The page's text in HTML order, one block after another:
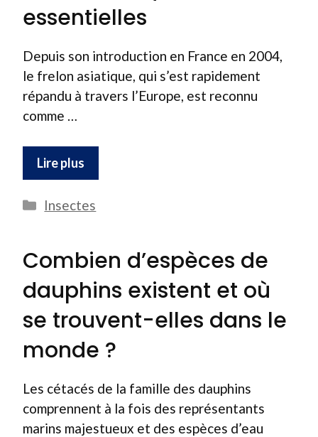
essentielles
Depuis son introduction en France en 2004,
le frelon asiatique, qui s’est rapidement
répandu à travers l’Europe, est reconnu
comme …
Lire plus
Catégories
Insectes
Combien d’espèces de
dauphins existent et où
se trouvent-elles dans le
monde ?
Les cétacés de la famille des dauphins
comprennent à la fois des représentants
marins majestueux et des espèces d’eau